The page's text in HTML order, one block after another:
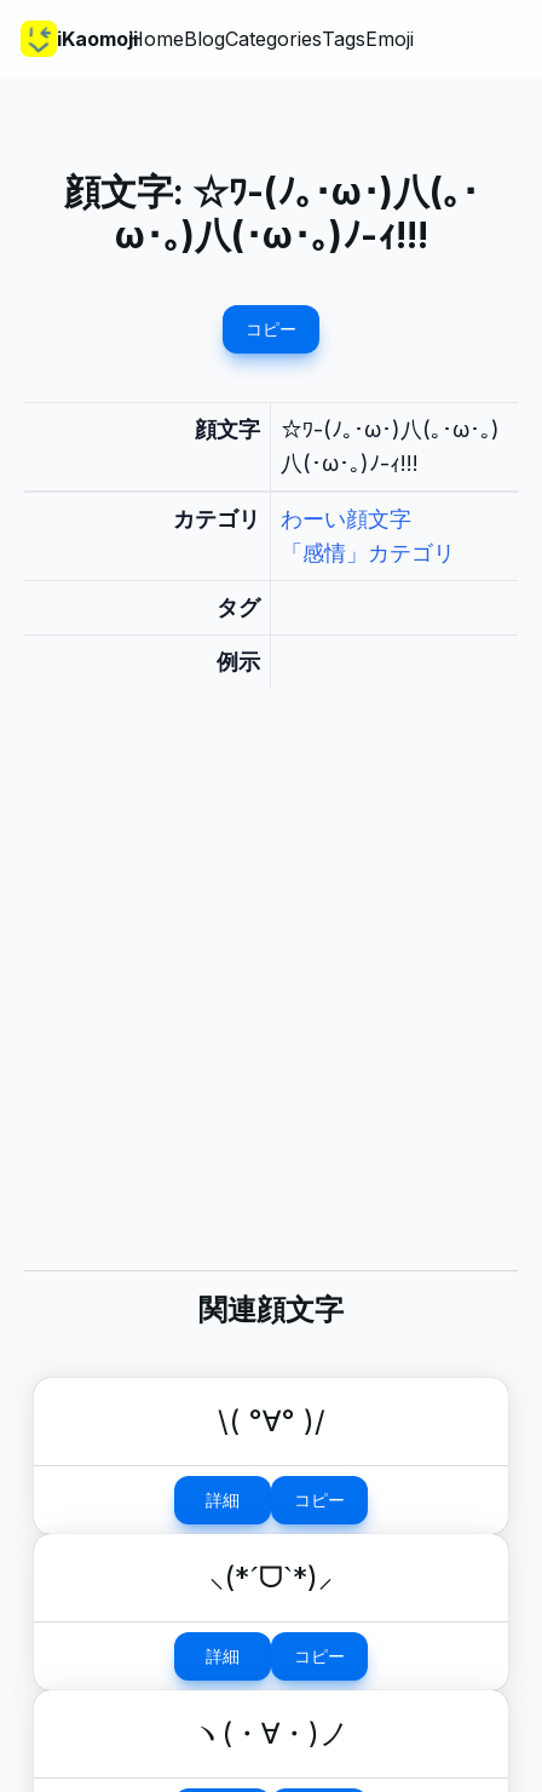
iKaomojiHomeBlogCategoriesTagsEmoji
顔文字: ☆ﾜ-(ﾉ｡･ω･)八(｡･
ω･｡)八(･ω･｡)ﾉ-ｨ!!!
コピー
顔文字
☆ﾜ-(ﾉ｡･ω･)八(｡･ω･｡)
八(･ω･｡)ﾉ-ｨ!!!
カテゴリ
わーい顔文字
「感情」カテゴリ
タグ
例示
関連顔文字
\( °∀° )/
詳細 コピー
⸜(*ˊᗜˋ*)⸝
詳細 コピー
ヽ(・∀・)ノ